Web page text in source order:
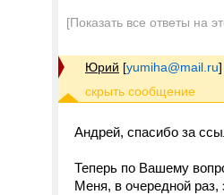
[Показать все ответы на
Юрий [yumiha@mail.ru]
Андрей, спасибо за
Теперь по Вашему
Меня, в очередной раз,